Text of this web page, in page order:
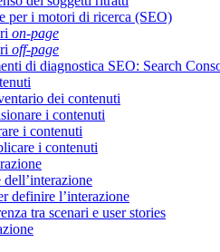
per i motori di ricerca (SEO)
on-page
off-page
di diagnostica SEO: Search
dei contenuti
i contenuti
i contenuti
i contenuti
definire l’interazione
tra scenari e user stories